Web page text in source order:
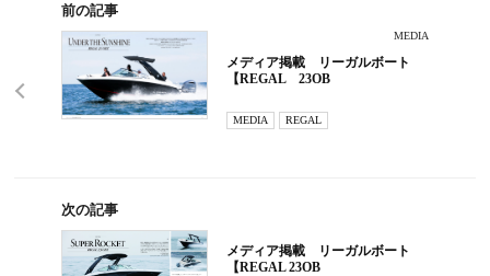
前の記事
MEDIA
メディア掲載 リーガルボート
【REGAL 23OB
MEDIA REGAL
次の記事
メディア掲載 リーガルボート
【REGAL 23OB